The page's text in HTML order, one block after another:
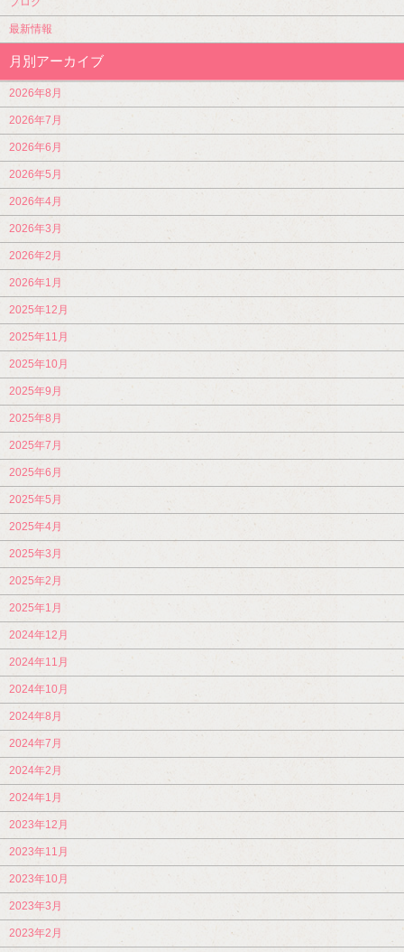
最新情報
月別アーカイブ
2026年8月
2026年7月
2026年6月
2026年5月
2026年4月
2026年3月
2026年2月
2026年1月
2025年12月
2025年11月
2025年10月
2025年9月
2025年8月
2025年7月
2025年6月
2025年5月
2025年4月
2025年3月
2025年2月
2025年1月
2024年12月
2024年11月
2024年10月
2024年8月
2024年7月
2024年2月
2024年1月
2023年12月
2023年11月
2023年10月
2023年3月
2023年2月